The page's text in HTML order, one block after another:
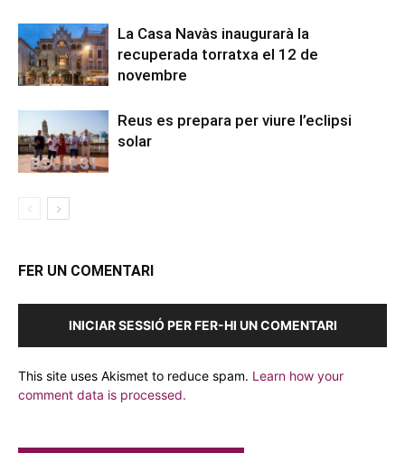
La Casa Navàs inaugurarà la
recuperada torratxa el 12 de
novembre
Reus es prepara per viure l’eclipsi
solar
FER UN COMENTARI
INICIAR SESSIÓ PER FER-HI UN COMENTARI
This site uses Akismet to reduce spam. Learn how your
comment data is processed.